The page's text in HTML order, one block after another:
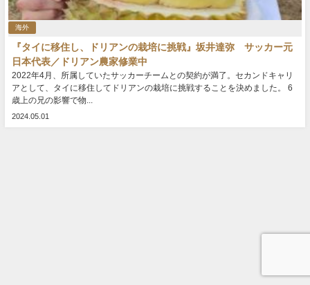
海外
『タイに移住し、ドリアンの栽培に挑戦』坂井達弥 サッカー元
日本代表／ドリアン農家修業中
2022年4月、所属していたサッカーチームとの契約が満了。セカンドキャリ
アとして、タイに移住してドリアンの栽培に挑戦することを決めました。 6
歳上の兄の影響で物...
2024.05.01